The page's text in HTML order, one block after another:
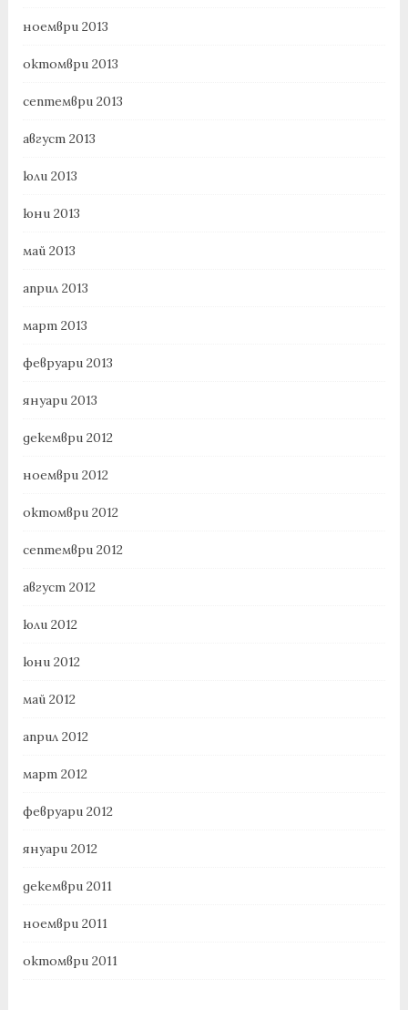
ноември 2013
октомври 2013
септември 2013
август 2013
юли 2013
юни 2013
май 2013
април 2013
март 2013
февруари 2013
януари 2013
декември 2012
ноември 2012
октомври 2012
септември 2012
август 2012
юли 2012
юни 2012
май 2012
април 2012
март 2012
февруари 2012
януари 2012
декември 2011
ноември 2011
октомври 2011